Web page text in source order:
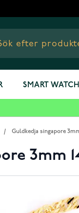
SMART
/ Guldkedja singapore
3mm